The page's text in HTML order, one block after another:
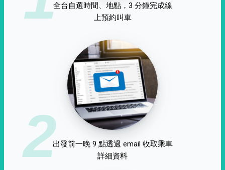
全台自選時間、地點，3 分鐘完成線
上預約叫車
2出發前一晚 9 點透過 email 收取乘車
詳細資料